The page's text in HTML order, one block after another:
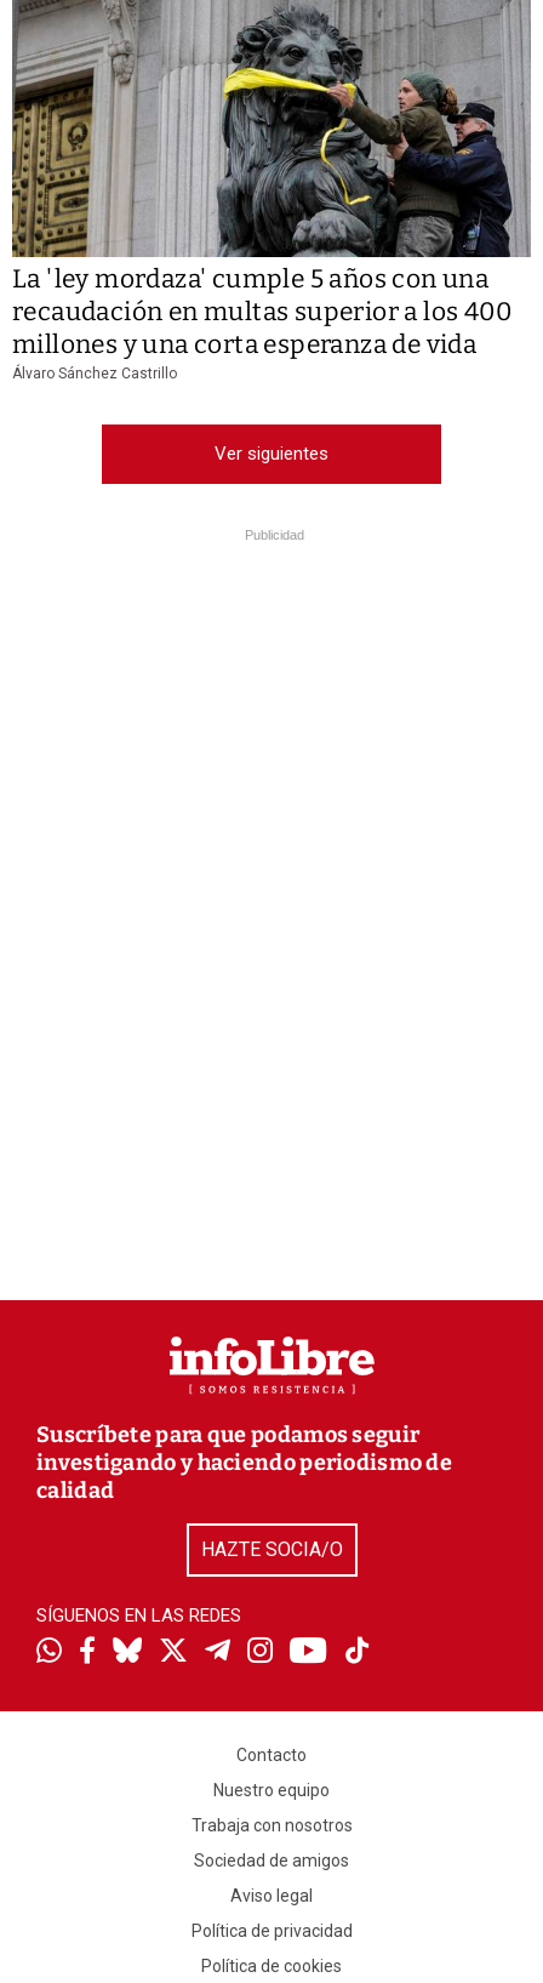
La 'ley mordaza' cumple 5 años con una
recaudación en multas superior a los 400
millones y una corta esperanza de vida
Álvaro Sánchez Castrillo
Ver siguientes
Publicidad
Suscríbete para que podamos seguir
investigando y haciendo periodismo de
calidad
HAZTE SOCIA/O
SÍGUENOS EN LAS REDES
Contacto
Nuestro equipo
Trabaja con nosotros
Sociedad de amigos
Aviso legal
Política de privacidad
Política de cookies